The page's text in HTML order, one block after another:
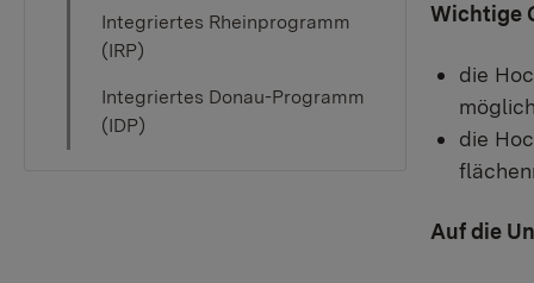
Integriertes Rheinprogramm
(IRP)
Integriertes Donau-Programm
(IDP)
Wichtige
die
die
Auf die